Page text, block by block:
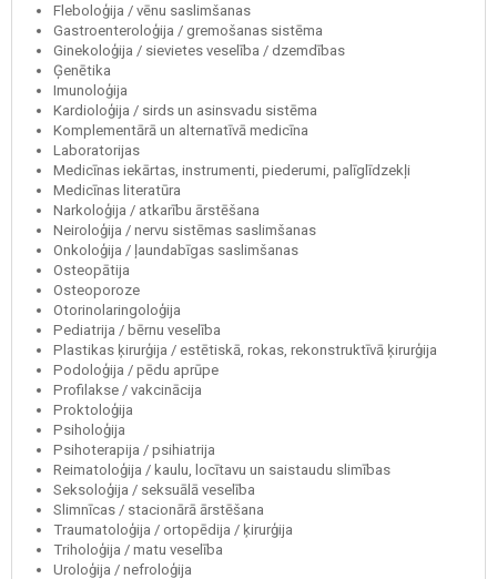
Fleboloģija / vēnu saslimšanas
Gastroenteroloģija / gremošanas sistēma
Ginekoloģija / sievietes veselība / dzemdības
Ģenētika
Imunoloģija
Kardioloģija / sirds un asinsvadu sistēma
Komplementārā un alternatīvā medicīna
Laboratorijas
Medicīnas iekārtas, instrumenti, piederumi, palīglīdzekļi
Medicīnas literatūra
Narkoloģija / atkarību ārstēšana
Neiroloģija / nervu sistēmas saslimšanas
Onkoloģija / ļaundabīgas saslimšanas
Osteopātija
Osteoporoze
Otorinolaringoloģija
Pediatrija / bērnu veselība
Plastikas ķirurģija / estētiskā, rokas, rekonstruktīvā ķirurģija
Podoloģija / pēdu aprūpe
Profilakse / vakcinācija
Proktoloģija
Psiholoģija
Psihoterapija / psihiatrija
Reimatoloģija / kaulu, locītavu un saistaudu slimības
Seksoloģija / seksuālā veselība
Slimnīcas / stacionārā ārstēšana
Traumatoloģija / ortopēdija / ķirurģija
Triholoģija / matu veselība
Uroloģija / nefroloģija